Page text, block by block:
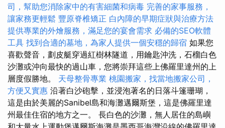
司，幫助您消除家中的有害細菌和病毒 完善的家事服務，
讓家務更輕鬆 豐原脊椎矯正 白內障的早期症狀與治療方法
提供專業的外燴服務，滿足您的宴會需求 必備的SEO軟體
工具 找到合適的墓地，為家人提供一個安穩的歸宿 如果您
喜歡聲音，劃皮艇穿過紅樹林隧道，用鑰匙沖洗，石榴白色
沙灘或沖向最快的過山車，您將崇拜這些上佛羅里達州的上
層度假勝地。 天母整骨專業 桃園搬家，找當地搬家公司，
方便又實惠 沿著白沙砲擊，並浸泡著名的日落斗篷珊瑚，
這是由於美麗的Sanibel島和海灘邁爾斯堡，這是佛羅里達
州最佳住宿的地方之一。 長白色的沙灘，無人居住的島嶼